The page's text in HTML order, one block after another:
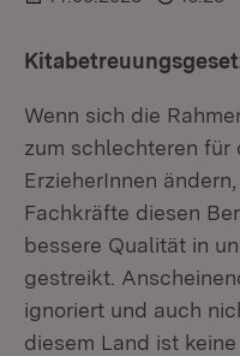
Wenn sich die
zum schlechteren für
ErzieherInnen
Fachkräfte diesen
bessere Qualität in
gestreikt.
ignoriert und auch
diesem Land ist